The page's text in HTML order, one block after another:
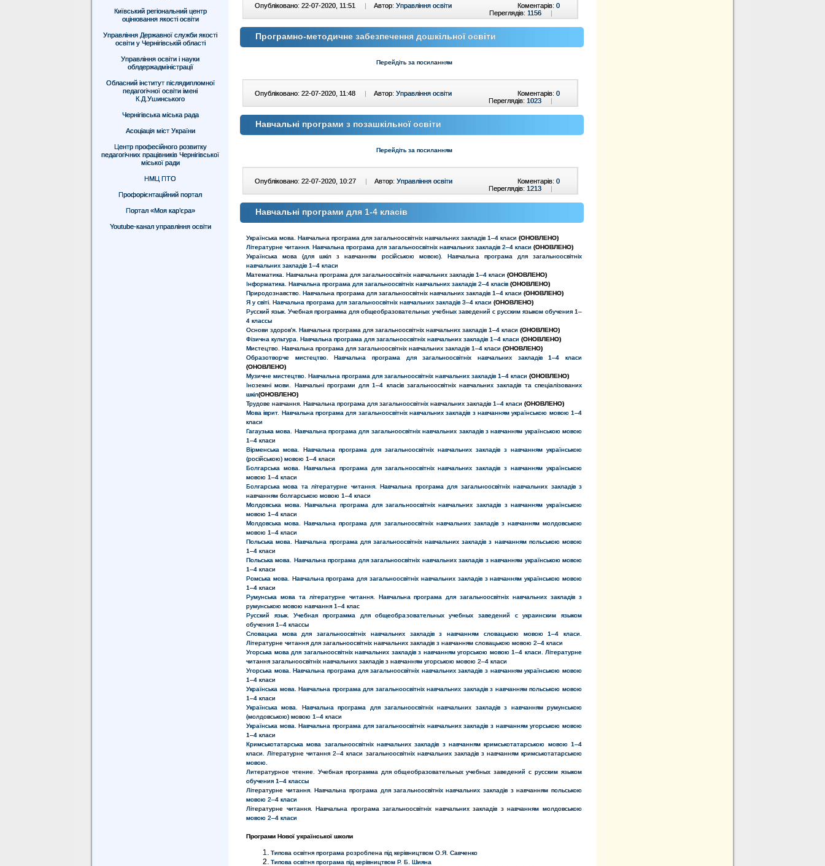
Київський регіональний центр
оцінювання якості освіти
Управління Державної служби якості
освіти у Чернігівській області
Управління освіти і науки
облдержадміністрації
Обласний інститут післядипломної
педагогічної освіти імені
К.Д.Ушинського
Чернігівська міська рада
Асоціація міст України
Центр професійного розвитку
педагогічних працівників Чернігівської
міської ради
НМЦ ПТО
Профорієнтаційний портал
Портал «Моя кар’єра»
Youtube-канал управління освіти
Опубліковано: 22-07-2020, 11:51 | Автор: Управління освіти Коментарів: 0
Переглядів: 1156 |
Програмно-методичне забезпечення дошкільної освіти
Перейдіть за посиланням
Опубліковано: 22-07-2020, 11:48 | Автор: Управління освіти Коментарів: 0
Переглядів: 1023 |
Навчальні програми з позашкільної освіти
Перейдіть за посиланням
Опубліковано: 22-07-2020, 10:27 | Автор: Управління освіти Коментарів: 0
Переглядів: 1213 |
Навчальні програми для 1-4 класів
Українська мова. Навчальна програма для загальноосвітніх навчальних закладів 1–4 класи (ОНОВЛЕНО)
Літературне читання. Навчальна програма для загальноосвітніх навчальних закладів 2–4 класи (ОНОВЛЕНО)
Українська мова (для шкіл з навчанням російською мовою). Навчальна програма для загальноосвітніх
навчальних закладів 1–4 класи
Математика. Навчальна програма для загальноосвітніх навчальних закладів 1–4 класи (ОНОВЛЕНО)
Інформатика. Навчальна програма для загальноосвітніх навчальних закладів 2–4 класів (ОНОВЛЕНО)
Природознавство. Навчальна програма для загальноосвітніх навчальних закладів 1–4 класи (ОНОВЛЕНО)
Я у світі. Навчальна програма для загальноосвітніх навчальних закладів 3–4 класи (ОНОВЛЕНО)
Русский язык. Учебная программа для общеобразовательных учебных заведений с русским языком обучения 1–
4 классы
Основи здоров'я. Навчальна програма для загальноосвітніх навчальних закладів 1–4 класи (ОНОВЛЕНО)
Фізична культура. Навчальна програма для загальноосвітніх навчальних закладів 1–4 класи (ОНОВЛЕНО)
Мистецтво. Навчальна програма для загальноосвітніх навчальних закладів 1–4 класи (ОНОВЛЕНО)
Образотворче мистецтво. Навчальна програма для загальноосвітніх навчальних закладів 1–4 класи
(ОНОВЛЕНО)
Музичне мистецтво. Навчальна програма для загальноосвітніх навчальних закладів 1–4 класи (ОНОВЛЕНО)
Іноземні мови. Навчальні програми для 1–4 класів загальноосвітніх навчальних закладів та спеціалізованих
шкіл(ОНОВЛЕНО)
Трудове навчання. Навчальна програма для загальноосвітніх навчальних закладів 1–4 класи (ОНОВЛЕНО)
Мова іврит. Навчальна програма для загальноосвітніх навчальних закладів з навчанням українською мовою 1–4
класи
Гагаузька мова. Навчальна програма для загальноосвітніх навчальних закладів з навчанням українською мовою
1–4 класи
Вірменська мова. Навчальна програма для загальноосвітніх навчальних закладів з навчанням українською
(російською) мовою 1–4 класи
Болгарська мова. Навчальна програма для загальноосвітніх навчальних закладів з навчанням українською
мовою 1–4 класи
Болгарська мова та літературне читання. Навчальна програма для загальноосвітніх навчальних закладів з
навчанням болгарською мовою 1–4 класи
Молдовська мова. Навчальна програма для загальноосвітніх навчальних закладів з навчанням українською
мовою 1–4 класи
Молдовська мова. Навчальна програма для загальноосвітніх навчальних закладів з навчанням молдовською
мовою 1–4 класи
Польська мова. Навчальна програма для загальноосвітніх навчальних закладів з навчанням польською мовою
1–4 класи
Польська мова. Навчальна програма для загальноосвітніх навчальних закладів з навчанням українською мовою
1–4 класи
Ромська мова. Навчальна програма для загальноосвітніх навчальних закладів з навчанням українською мовою
1–4 класи
Румунська мова та літературне читання. Навчальна програма для загальноосвітніх навчальних закладів з
румунською мовою навчання 1–4 клас
Русский язык. Учебная программа для общеобразовательных учебных заведений с украинским языком
обучения 1–4 классы
Словацька мова для загальноосвітніх навчальних закладів з навчанням словацькою мовою 1–4 класи.
Літературне читання для загальноосвітніх навчальних закладів з навчанням словацькою мовою 2–4 класи
Угорська мова для загальноосвітніх навчальних закладів з навчанням угорською мовою 1–4 класи. Літературне
читання загальноосвітніх навчальних закладів з навчанням угорською мовою 2–4 класи
Угорська мова. Навчальна програма для загальноосвітніх навчальних закладів з навчанням українською мовою
1–4 класи
Українська мова. Навчальна програма для загальноосвітніх навчальних закладів з навчанням польською мовою
1–4 класи
Українська мова. Навчальна програма для загальноосвітніх навчальних закладів з навчанням румунською
(молдовською) мовою 1–4 класи
Українська мова. Навчальна програма для загальноосвітніх навчальних закладів з навчанням угорською мовою
1–4 класи
Кримськотатарська мова загальноосвітніх навчальних закладів з навчанням кримськотатарською мовою 1–4
класи. Літературне читання 2–4 класи загальноосвітніх навчальних закладів з навчанням кримськотатарською
мовою.
Литературное чтение. Учебная программа для общеобразовательных учебных заведений с русским языком
обучения 1–4 классы
Літературне читання. Навчальна програма для загальноосвітніх навчальних закладів з навчанням польською
мовою 2–4 класи
Літературне читання. Навчальна програма загальноосвітніх навчальних закладів з навчанням молдовською
мовою 2–4 класи
Програми Нової української школи
Типова освітня програма розроблена під керівництвом О.Я. Савченко
Tипова освітня програма під керівництвом Р. Б. Шияна